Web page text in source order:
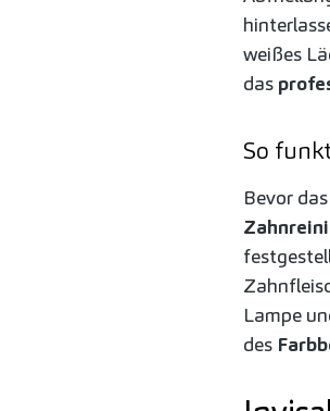
weißes
das
So
Bevor
Lampe
des